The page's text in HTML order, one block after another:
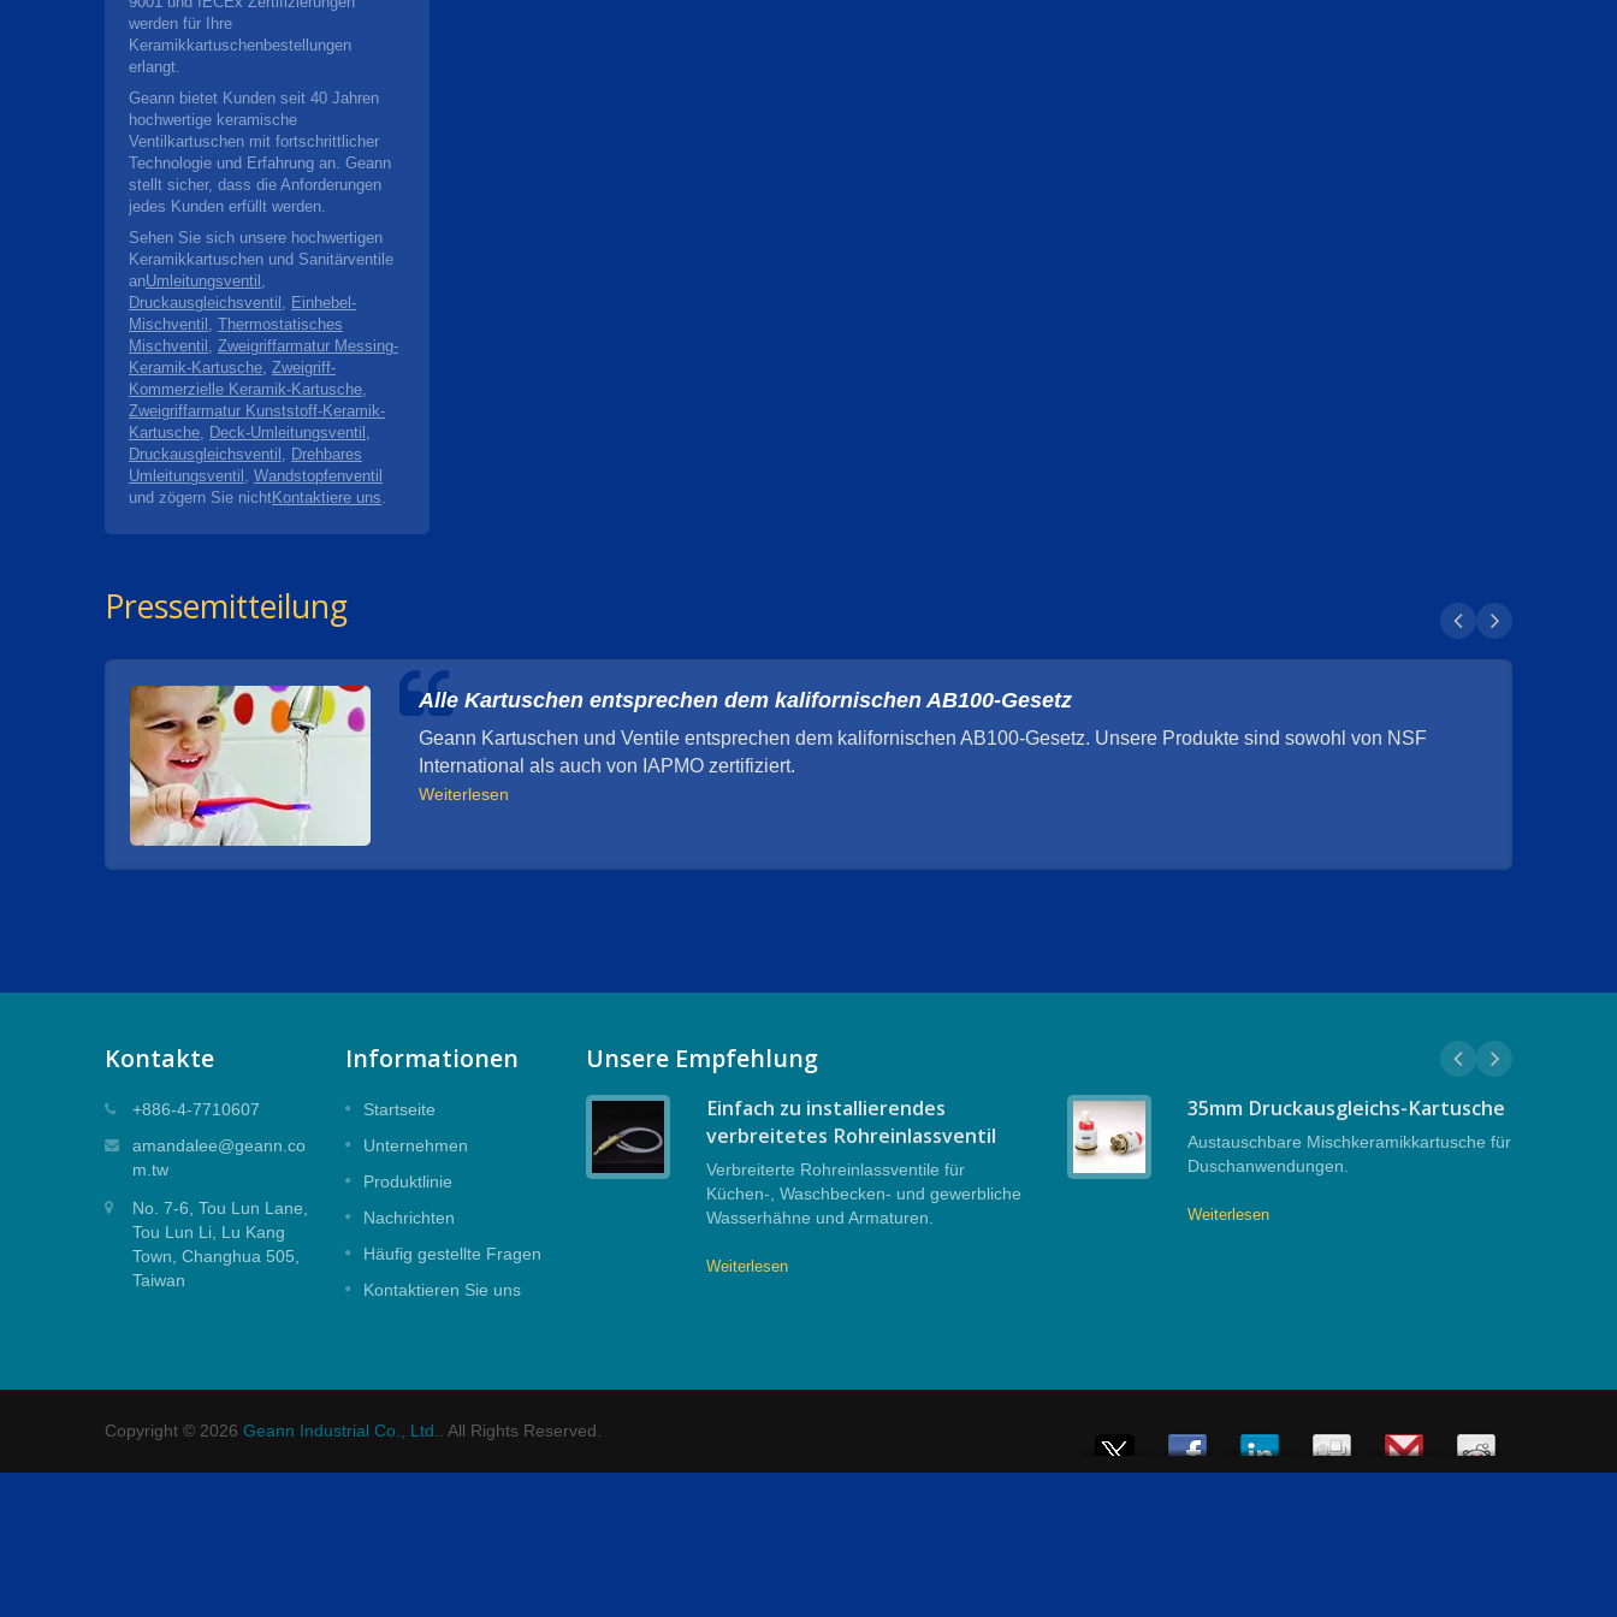
werden für Ihre
Keramikkartuschenbestellungen
erlangt.
Geann bietet Kunden seit 40 Jahren
hochwertige keramische
Ventilkartuschen mit fortschrittlicher
Technologie und Erfahrung an. Geann
stellt sicher, dass die Anforderungen
jedes Kunden erfüllt werden.
Sehen Sie sich unsere hochwertigen
Keramikkartuschen und Sanitärventile
anUmleitungsventil ,
Druckausgleichsventil , Einhebel-
Mischventil , Thermostatisches
Mischventil , Zweigriffarmatur Messing-
Keramik-Kartusche, Zweigriff-
Kommerzielle Keramik-Kartusche,
Zweigriffarmatur Kunststoff-Keramik-
Kartusche, Deck-Umleitungsventil ,
Druckausgleichsventil , Drehbares
Umleitungsventil , Wandstopfenventil
und zögern Sie nichtKontaktiere uns.
Pressemitteilung
Alle Kartuschen entsprechen dem kalifornischen AB100-Gesetz
Geann Kartuschen und Ventile entsprechen dem kalifornischen AB100-Gesetz. Unsere Produkte sind sowohl von NSF
International als auch von IAPMO zertifiziert.
Weiterlesen
Kontakte
+886-4-7710607
amandalee@geann.co
m.tw
No. 7-6, Tou Lun Lane,
Tou Lun Li, Lu Kang
Town, Changhua 505,
Taiwan
Informationen
Startseite
Unternehmen
Produktlinie
Nachrichten
Häufig gestellte Fragen
Kontaktieren Sie uns
Unsere Empfehlung
25mm Oberdichtungs-
Mischkartusche
Duschanwendungen.
Weiterlesen
Einfach zu installierendes
verbreitetes Rohreinlassventil
Verbreiterte Rohreinlassventile für
Küchen-, Waschbecken- und gewerbliche
Wasserhähne und Armaturen.
Weiterlesen
35mm Druckausgleichs-Kartusche
Austauschbare Mischkeramikkartusche für
Duschanwendungen.
Weiterlesen
Copyright © 2026 Geann Industrial Co., Ltd.. All Rights Reserved.